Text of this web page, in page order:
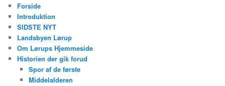
Forside
Introduktion
SIDSTE NYT
Landsbyen Lørup
Om Lørups Hjemmeside
Historien der gik forud
Spor af de første
Middelalderen